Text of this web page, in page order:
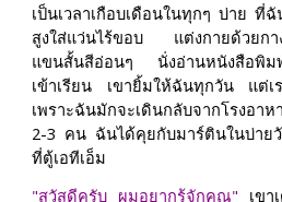
เป็นเวลาเกือบเดือนในทุกๆ บ่าย ที่
สูงใส่แว่นไร้ขอบ แต่งกายด้วยกาง
แขนสั้นสีอ่อนๆ นั่งอ่านหนังสือพิมพ์
เข้าเรียน เขายิ้มให้ฉันทุกวัน แต่เ
เพราะฉันมักจะเดินกลับจากโรงอ
2-3 คน ฉันได้คุยกับมาร์ตินในบ่าย
ที่ตู้เอทีเอ็ม
"สวัสดีครับ ผมอยากรู้จักคุณ" เขา